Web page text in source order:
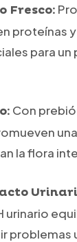
Fresco:
proteínas
para
Con
la flora
urinario
problemas